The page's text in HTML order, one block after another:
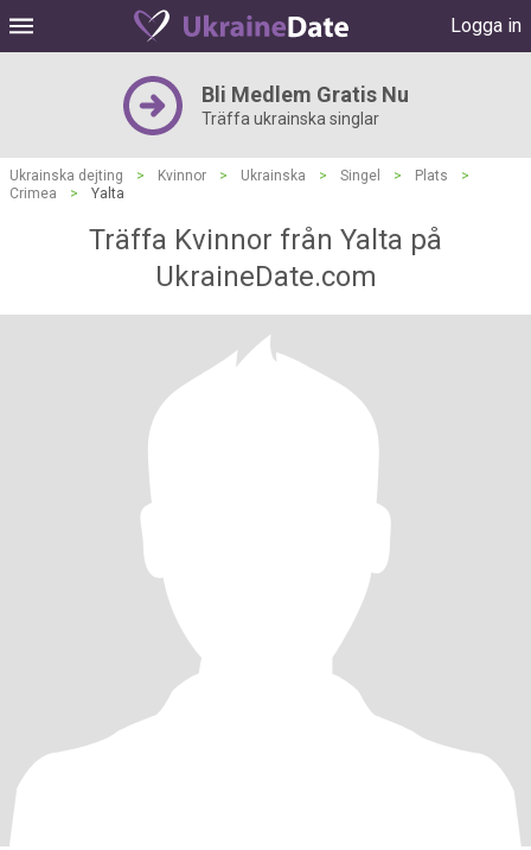
Logga in
Bli Medlem Gratis Nu
Träffa ukrainska singlar
Ukrainska dejting > Kvinnor > Ukrainska > Singel > Plats
>
Crimea
> Yalta
Träffa Kvinnor från Yalta på
UkraineDate.com